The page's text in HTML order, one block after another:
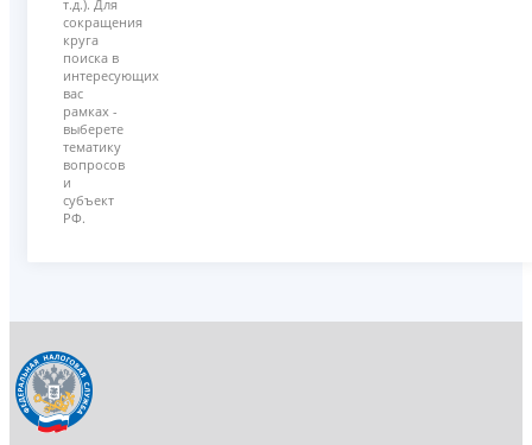
т.д.). Для
сокращения
круга
поиска в
интересующих
вас
рамках -
выберете
тематику
вопросов
и
субъект
РФ.